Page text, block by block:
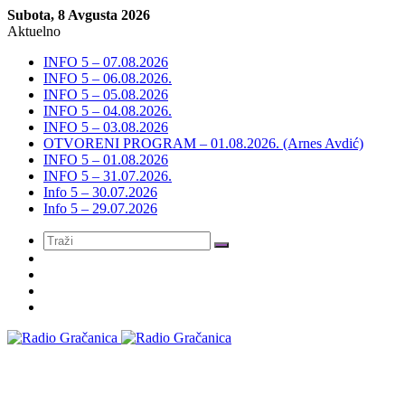
Subota, 8 Avgusta 2026
Aktuelno
INFO 5 – 07.08.2026
INFO 5 – 06.08.2026.
INFO 5 – 05.08.2026
INFO 5 – 04.08.2026.
INFO 5 – 03.08.2026
OTVORENI PROGRAM – 01.08.2026. (Arnes Avdić)
INFO 5 – 01.08.2026
INFO 5 – 31.07.2026.
Info 5 – 30.07.2026
Info 5 – 29.07.2026
Meni